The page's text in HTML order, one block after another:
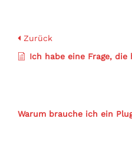
Zurück
Ich habe eine Frage, die